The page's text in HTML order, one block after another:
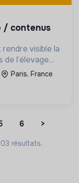
visible la
l’élevage
Paris, France
6 >
résultats.